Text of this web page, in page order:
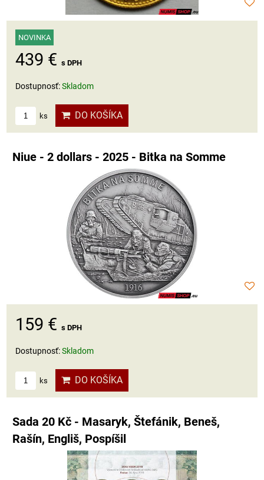
NOVINKA
439 € s DPH
Dostupnosť:Skladom
ks DO KOŠÍKA
Niue - 2 dollars - 2025 - Bitka na Somme
159 € s DPH
Dostupnosť:Skladom
ks DO KOŠÍKA
Sada 20 Kč - Masaryk, Štefánik, Beneš,
Rašín, Engliš, Pospíšil